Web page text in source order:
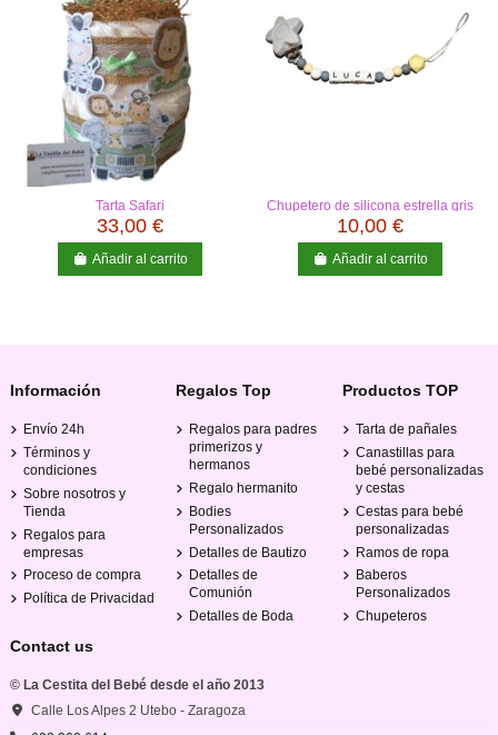
Tarta Safari
33,00 €
Añadir al carrito
Chupetero de silicona estrella gris
10,00 €
Añadir al carrito
Información
Envío 24h
Términos y
condiciones
Sobre nosotros y
Tienda
Regalos para
empresas
Proceso de compra
Política de Privacidad
Regalos Top
Regalos para padres
primerizos y
hermanos
Regalo hermanito
Bodies
Personalizados
Detalles de Bautizo
Detalles de
Comunión
Detalles de Boda
Productos TOP
Tarta de pañales
Canastillas para
bebé personalizadas
y cestas
Cestas para bebé
personalizadas
Ramos de ropa
Baberos
Personalizados
Chupeteros
Contact us
© La Cestita del Bebé desde el año 2013
Calle Los Alpes 2 Utebo - Zaragoza